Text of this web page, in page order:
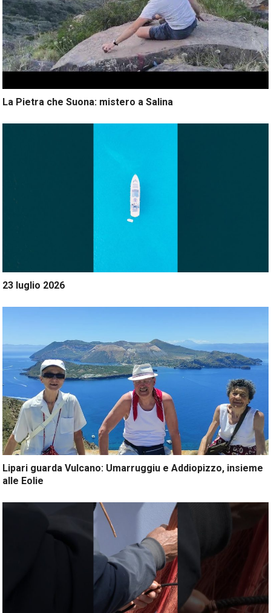
La Pietra che Suona: mistero a Salina
23 luglio 2026
Lipari guarda Vulcano: Umarruggiu e Addiopizzo, insieme
alle Eolie